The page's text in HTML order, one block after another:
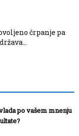
črpanje pa
po vašem mnenju